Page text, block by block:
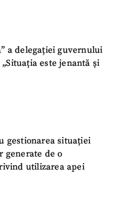
a delegației guvernului
este jenantă și
gestionarea situației
generate de o
utilizarea apei